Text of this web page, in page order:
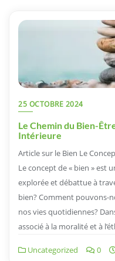
25 OCTOBRE 2024
Le Chemin du Bien-
Intérieure
Article sur le Bien Le
Le concept de « bien » est
explorée et débattue à
bien? Comment pouvons-
nos vies quotidiennes?
associé à la moralité et à
Uncategorized 0